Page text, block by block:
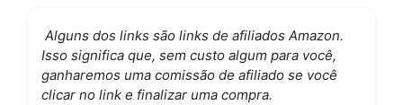
Alguns dos links são links de afiliados Amazon.
Isso significa que, sem custo algum para você,
ganharemos uma comissão de afiliado se você
clicar no link e finalizar uma compra.